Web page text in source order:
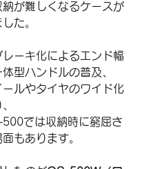
納が難しくなるケースが
た。
ーキ化によるエンド幅
型ハンドルの普及、
ールやタイヤのワイド化
では収納時に窮屈さ
もあります。